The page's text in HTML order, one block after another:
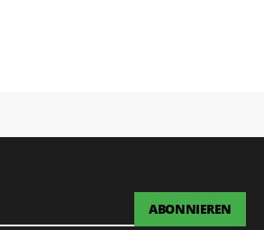
ABONNIEREN